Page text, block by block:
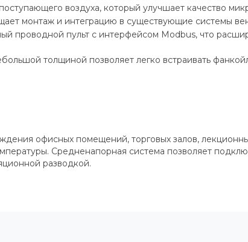
воздуха, который улучшает качество
монтаж и интеграцию в существующие системы
проводной пульт с интерфейсом Modbus, что
толщиной позволяет легко встраивать
офисных помещений, торговых залов,
Средненапорная система позволяет
разводкой.